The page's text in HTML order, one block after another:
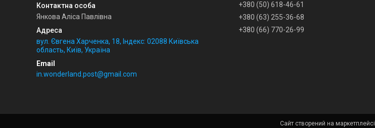
Янкова Аліса Павлівна
вул. Євгена Харченка, 18, Індекс: 02088 Київська
область, Київ, Україна
in.wonderland.post@gmail.com
+380 (50) 618-46-61
+380 (63) 255-36-68
+380 (66) 770-26-99
Сайт створений на маркетплейсі